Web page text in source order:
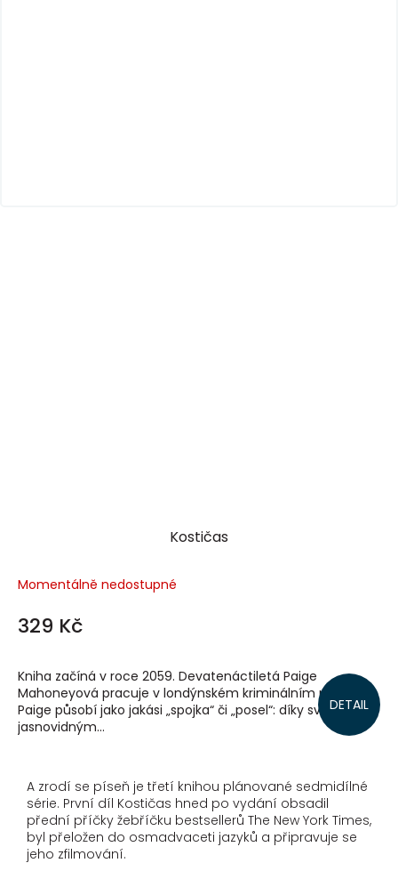
Kostičas
Momentálně nedostupné
329 Kč
DETAIL
Kniha začíná v roce 2059. Devatenáctiletá Paige
Mahoneyová pracuje v londýnském kriminálním podsvětí.
Paige působí jako jakási „spojka“ či „posel“: díky svým
jasnovidným...
A zrodí se píseň je třetí knihou plánované sedmidílné
série. První díl Kostičas hned po vydání obsadil
přední příčky žebříčku bestsellerů The New York Times,
byl přeložen do osmadvaceti jazyků a připravuje se
jeho zfilmování.